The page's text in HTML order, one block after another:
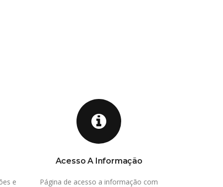
e
Acesso A Informação
Página de acesso a informação com